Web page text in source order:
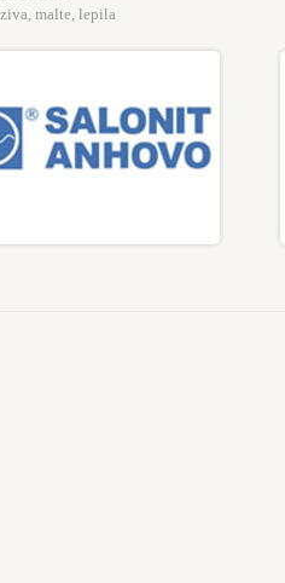
malte, lepila